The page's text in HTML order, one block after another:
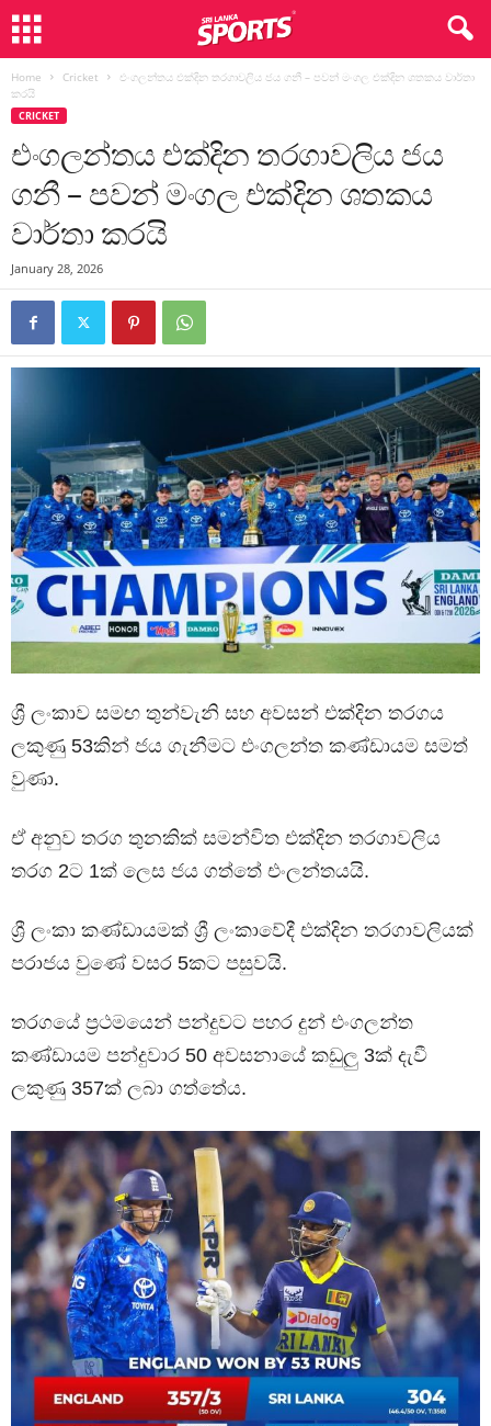
Home Cricket
එංගලන්තය එක්දින තරගාවලිය ජය ගනී – පවන් මංගල එක්දින ශතකය වාර්තා
කරයි
CRICKET
එංගලන්තය එක්දින තරගාවලිය ජය
ගනී – පවන් මංගල එක්දින ශතකය
වාර්තා කරයි
January 28, 2026
ශ්‍රී ලංකාව සමඟ තුන්වැනි සහ අවසන් එක්දින තරගය
ලකුණු 53කින් ජය ගැනීමට එංගලන්ත කණ්ඩායම සමත්
වුණා.
ඒ අනුව තරග තුනකික් සමන්විත එක්දින තරගාවලිය
තරග 2ට 1ක් ලෙස ජය ගත්තේ එංලන්තයයි.
ශ්‍රී ලංකා කණ්ඩායමක් ශ්‍රී ලංකාවේදී එක්දින තරගාවලියක්
පරාජය වුණේ වසර 5කට පසුවයි.
තරගයේ ප්‍රථමයෙන් පන්දුවට පහර දුන් එංගලන්ත
කණ්ඩායම පන්දුවාර 50 අවසනායේ කඩුලු 3ක් දැවී
ලකුණු 357ක් ලබා ගත්තේය.